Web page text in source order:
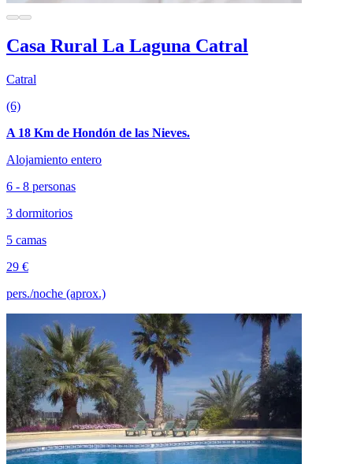
Casa Rural La Laguna Catral
Catral
(6)
A 18 Km de Hondón de las Nieves.
Alojamiento entero
6 - 8 personas
3 dormitorios
5 camas
29 €
pers./noche (aprox.)